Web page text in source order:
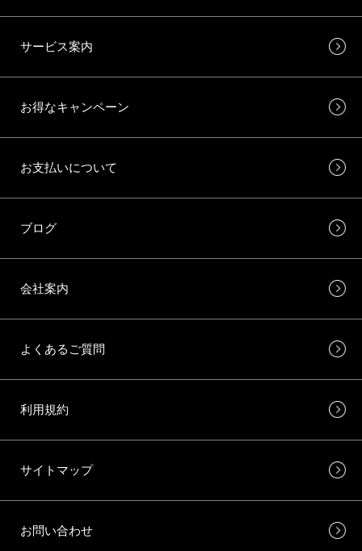
サービス案内
お得なキャンペーン
お支払いについて
ブログ
会社案内
よくあるご質問
利用規約
サイトマップ
お問い合わせ